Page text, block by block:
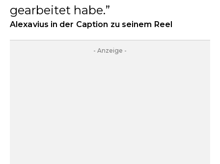
gearbeitet habe.
Alexavius in der Caption zu seinem Reel
- Anzeige -